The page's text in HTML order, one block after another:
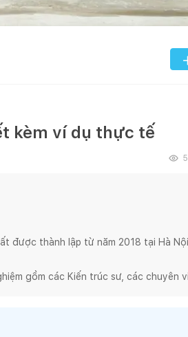
kèm ví dụ thực tế
được thành lập từ năm 2018 tại Hà
gồm các Kiến trúc sư, các chuyên
thù từng công trình với nỗ lực đem đến